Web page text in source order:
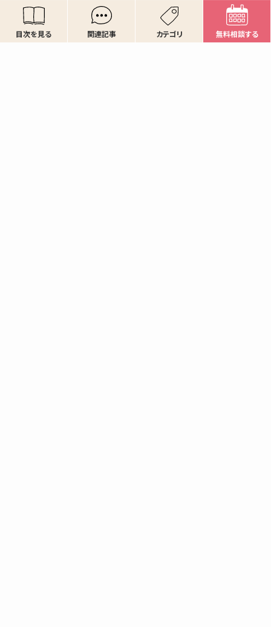
【営業時間】9:00〜21:00
Copyright ©ハレマリー. All rights reserved.
目次を見る 関連記事 カテゴリ 無料相談する